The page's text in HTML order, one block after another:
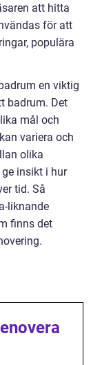
att hitta
för att
populära
en viktig
badrum. Det
mål och
variera och
olika
insikt i hur
tid. Så
liknande
finns det